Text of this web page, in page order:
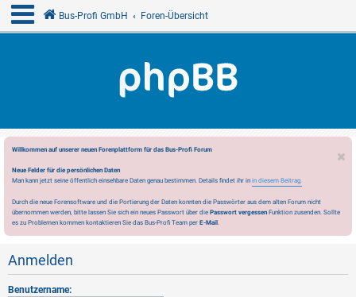
Bus-Profi GmbH Foren-Übersicht
Willkommen auf unserer neuen Forenplattform für das Bus-Profi Forum
Neue Felder für die persönlichen Daten
Man kann jetzt seine öffentlich einsehbare Daten genau bestimmen. Details findet ihr in in diesem Beitrag.
Durch die neue Forensoftware und die Portierung der Daten konnten die Passwörter aus dem alten Forum nicht
übernommen werden, bitte lassen Sie sich ein neues Passwort über die Passwort vergessen Funktion zusenden. Sollte
es zu Problemen kommen kontaktieren Sie das Bus-Profi Team per E-Mail.
Anmelden
Benutzername: